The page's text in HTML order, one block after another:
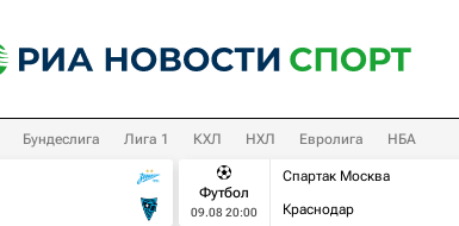
Бундеслига Лига 1 КХЛ НХЛ Евролига НБА
Футбол
09.08 20:00
Спартак Москва
Краснодар